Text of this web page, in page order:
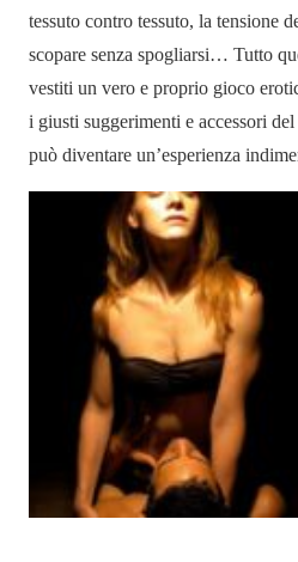
tessuto contro tessuto, la tensione
scopare senza spogliarsi… Tutto
vestiti un vero e proprio gioco
i giusti suggerimenti e accessori del
può diventare un’esperienza